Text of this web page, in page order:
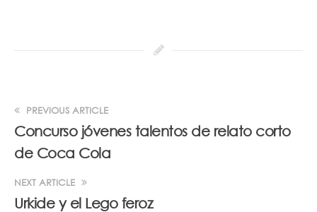
PREVIOUS ARTICLE
Concurso jóvenes talentos de relato corto
de Coca Cola
NEXT ARTICLE
Urkide y el Lego feroz